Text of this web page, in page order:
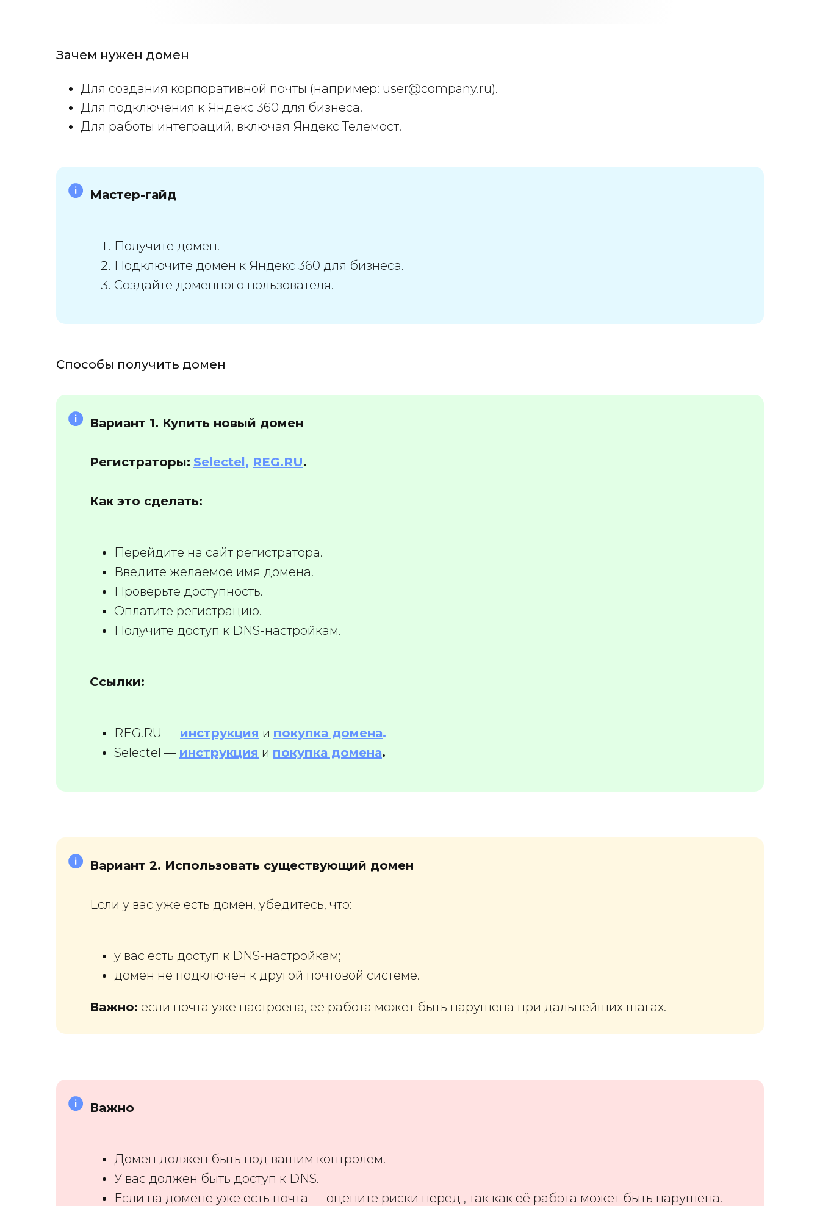
Зачем нужен домен
Для создания корпоративной почты (например: user@company.ru).
Для подключения к Яндекс 360 для бизнеса.
Для работы интеграций, включая Яндекс Телемост.
Мастер-гайд
Получите домен.
Подключите домен к Яндекс 360 для бизнеса.
Создайте доменного пользователя.
Способы получить домен
Вариант 1. Купить новый домен
Регистраторы: Selectel, REG.RU.
Как это сделать:
Перейдите на сайт регистратора.
Введите желаемое имя домена.
Проверьте доступность.
Оплатите регистрацию.
Получите доступ к DNS-настройкам.
Ссылки:
REG.RU — инструкция и покупка домена.
Selectel — инструкция и покупка домена.
Вариант 2. Использовать существующий домен
Если у вас уже есть домен, убедитесь, что:
у вас есть доступ к DNS-настройкам;
домен не подключен к другой почтовой системе.
Важно: если почта уже настроена, её работа может быть нарушена при дальнейших шагах.
Важно
Домен должен быть под вашим контролем.
У вас должен быть доступ к DNS.
Если на домене уже есть почта — оцените риски перед , так как её работа может быть нарушена.